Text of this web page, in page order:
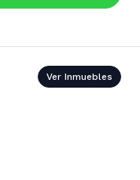
Ver Inmuebles